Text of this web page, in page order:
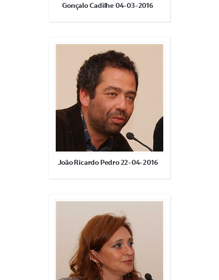
Gonçalo Cadilhe 04-03-2016
João Ricardo Pedro 22-04-2016